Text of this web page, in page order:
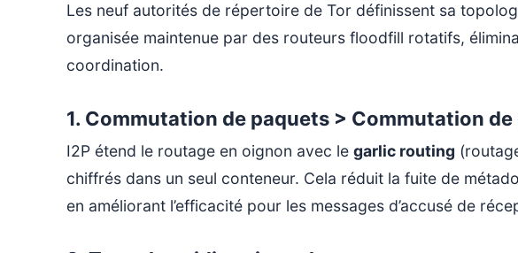
Les neuf autorités de répertoire de Tor définissent sa
organisée maintenue par des routeurs floodfill rotatifs,
coordination.
1. Commutation de paquets > Commutation
I2P étend le routage en oignon avec le garlic routing
chiffrés dans un seul conteneur. Cela réduit la fuite de
en améliorant l’efficacité pour les messages d’accusé de